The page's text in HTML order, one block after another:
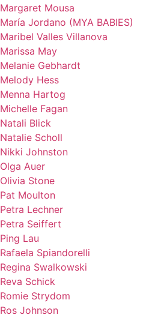
Margaret Mousa
María Jordano (MYA BABIES)
Maribel Valles Villanova
Marissa May
Melanie Gebhardt
Melody Hess
Menna Hartog
Michelle Fagan
Natali Blick
Natalie Scholl
Nikki Johnston
Olga Auer
Olivia Stone
Pat Moulton
Petra Lechner
Petra Seiffert
Ping Lau
Rafaela Spiandorelli
Regina Swalkowski
Reva Schick
Romie Strydom
Ros Johnson